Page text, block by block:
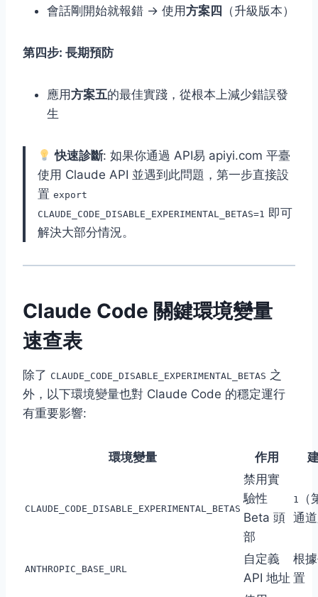
會話剛開始就報錯 → 使用方案四 （升級版本）
第四步: 長期預防
應用方案五的最佳實踐，從根本上減少錯誤發
生
快速診斷: 如果你通過 API易 apiyi.com 平臺
使用 Claude API 並遇到此問題，第一步直接設
置 export
CLAUDE_CODE_DISABLE_EXPERIMENTAL_BETAS=1 即可
解決大部分情況。
Claude Code 關鍵環境變量
速查表
除了 CLAUDE_CODE_DISABLE_EXPERIMENTAL_BETAS 之
外，以下環境變量也對 Claude Code 的穩定運行
有重要影響:
環境變量 作用
CLAUDE_CODE_DISABLE_EXPERIMENTAL_BETAS
禁用實
驗性
Beta 頭
部
1
通
ANTHROPIC_BASE_URL
自定義
API 地址
根
置